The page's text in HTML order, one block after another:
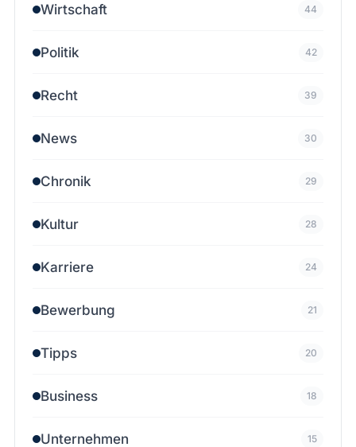
Wirtschaft 44
Politik 42
Recht 39
News 30
Chronik 29
Kultur 28
Karriere 24
Bewerbung 21
Tipps 20
Business 18
Unternehmen 15